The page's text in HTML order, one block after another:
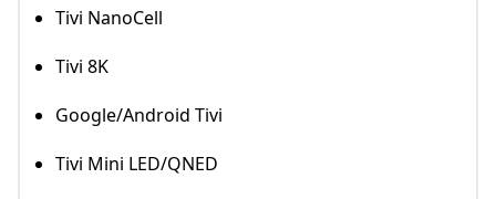
Tivi NanoCell
Tivi 8K
Google/Android Tivi
Tivi Mini LED/QNED